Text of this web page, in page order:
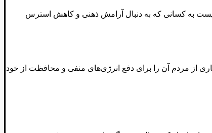
به کسانی که به دنبال آرامش ذهنی و کاهش استرس
مردم آن را برای دفع انرژی‌های منفی و محافظت از خود